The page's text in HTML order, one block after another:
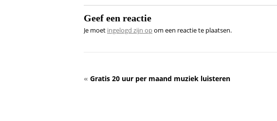
Geef een reactie
Je moet ingelogd zijn opom een reactie te plaatsen.
« Gratis 20 uur per maand muziek luisteren